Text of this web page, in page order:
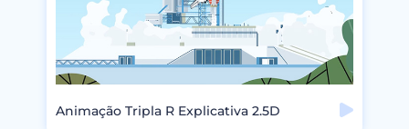
Animação Tripla R Explicativa 2.5D